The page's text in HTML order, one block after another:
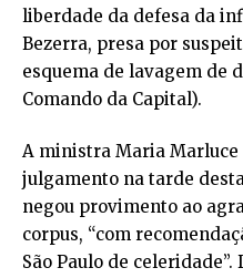
liberdade da defesa da
Bezerra, presa por
esquema de lavagem de
Comando da Capital).
A ministra Maria Marluce
julgamento na tarde
negou provimento ao
corpus, “com
São Paulo de